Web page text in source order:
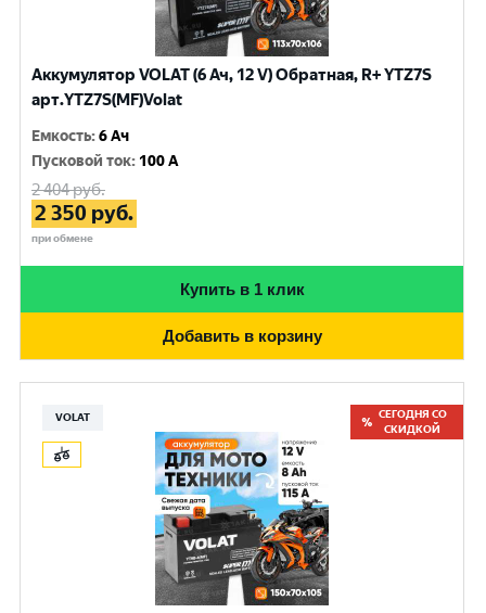
Аккумулятор VOLAT (6 Ач, 12 V) Обратная, R+ YTZ7S
арт.YTZ7S(MF)Volat
Емкость:6 Ач
Пусковой ток: 100 A
2 404руб.
2 350 руб.
при обмене
Купить в 1 клик
Добавить в корзину
VOLAT
СЕГОДНЯ СО
СКИДКОЙ